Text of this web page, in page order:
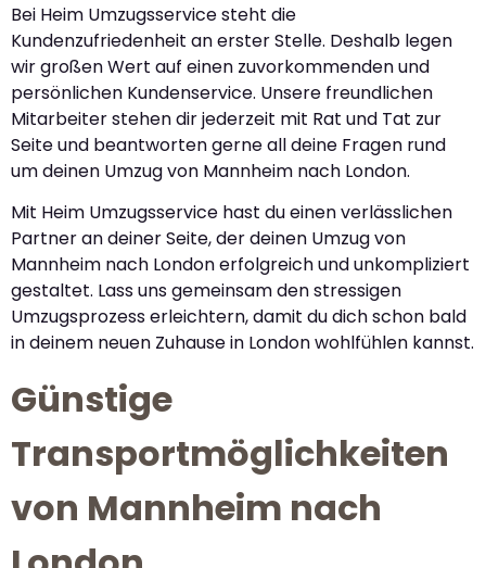
Bei Heim Umzugsservice steht die
Kundenzufriedenheit an erster Stelle. Deshalb legen
wir großen Wert auf einen zuvorkommenden und
persönlichen Kundenservice. Unsere freundlichen
Mitarbeiter stehen dir jederzeit mit Rat und Tat zur
Seite und beantworten gerne all deine Fragen rund
um deinen Umzug von Mannheim nach London.
Mit Heim Umzugsservice hast du einen verlässlichen
Partner an deiner Seite, der deinen Umzug von
Mannheim nach London erfolgreich und unkompliziert
gestaltet. Lass uns gemeinsam den stressigen
Umzugsprozess erleichtern, damit du dich schon bald
in deinem neuen Zuhause in London wohlfühlen kannst.
Günstige
Transportmöglichkeiten
von Mannheim nach